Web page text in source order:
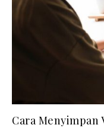
Cara Menyimpan